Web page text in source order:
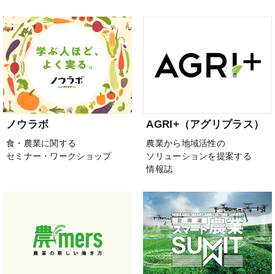
ノウラボ
食・農業に関する
セミナー・ワークショップ
AGRI+（アグリプラス）
農業から地域活性の
ソリューションを提案する
情報誌